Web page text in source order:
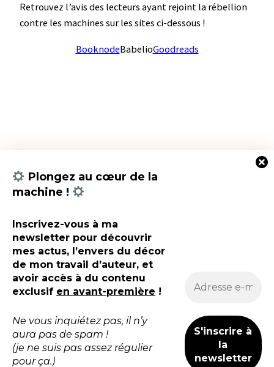
Retrouvez l’avis des lecteurs ayant rejoint la rébellion
contre les machines sur les sites ci-dessous !
BooknodeBabelioGoodreads
Plongez au cœur de la
machine !
Inscrivez-vous à ma
newsletter pour découvrir
mes actus, l’envers du décor
de mon travail d’auteur, et
avoir accès à du contenu
exclusif en avant-première !
Ne vous inquiétez pas, il n’y
aura pas de spam !
(je ne suis pas assez régulier
pour ça.)
Suivez-moi sur les réseaux sociaux !
plus encore sur Instagram, Twitter (X), Facebook, Tiktok
et Wattpad !
InstagramFacebook TikTok
Copyright 2023 | A WordPress
Theme BySuperbThemes
légales
Conditions
générales de
vente